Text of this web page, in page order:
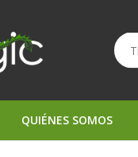
QUIÉNES SOMOS